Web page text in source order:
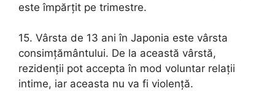
este împărțit pe trimestre.
15. Vârsta de 13 ani în Japonia este vârsta
consimțământului. De la această vârstă,
rezidenții pot accepta în mod voluntar relații
intime, iar aceasta nu va fi violență.